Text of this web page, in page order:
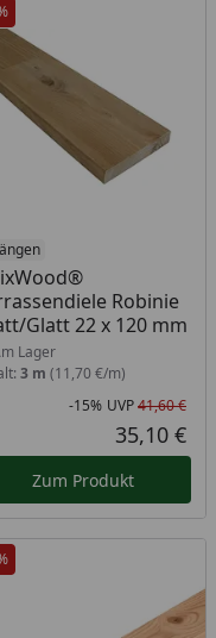
Preis
Robinie
Glatt 22 x 120 mm
am Lager
Lager
3 m (11,70 €/m)
-15% UVP41,60 €
35,10 €
Zum Produkt